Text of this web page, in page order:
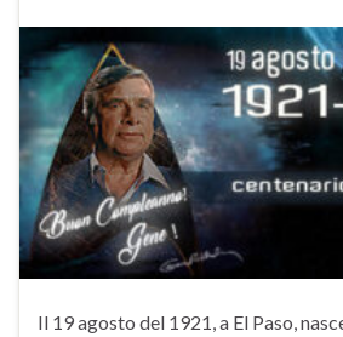
Il 19 agosto del 1921, a El Paso,